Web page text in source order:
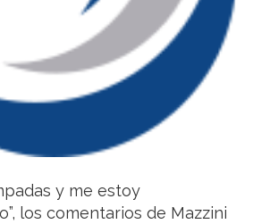
y me estoy
los comentarios de Mazzini